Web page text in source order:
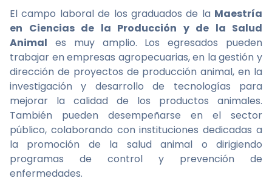
El campo laboral de los graduados de la Maestría
en Ciencias de la Producción y de la Salud
Animal es muy amplio. Los egresados pueden
trabajar en empresas agropecuarias, en la gestión y
dirección de proyectos de producción animal, en la
investigación y desarrollo de tecnologías para
mejorar la calidad de los productos animales.
También pueden desempeñarse en el sector
público, colaborando con instituciones dedicadas a
la promoción de la salud animal o dirigiendo
programas de control y prevención de
enfermedades.